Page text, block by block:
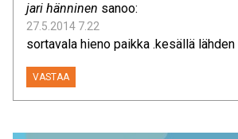
jari hänninen sanoo:
27.5.2014 7.22
sortavala hieno paikka .kesällä
VASTAA